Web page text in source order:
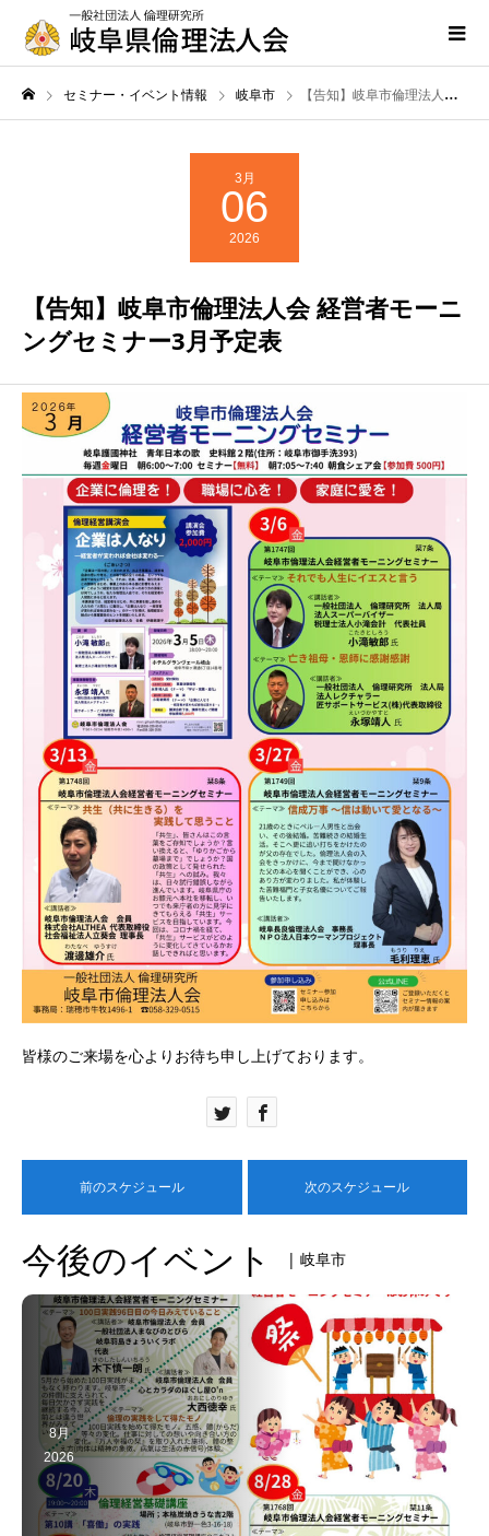
セミナー・イベント情報 岐阜市 【告知】岐阜市倫理法人会 経営者モーニングセミナー3月予定表
3月
06
2026
【告知】岐阜市倫理法人会 経営者モーニ
ングセミナー3月予定表
皆様のご来場を心よりお待ち申し上げております。
前のスケジュール 次のスケジュール
今後のイベント | 岐阜市
8月
2026